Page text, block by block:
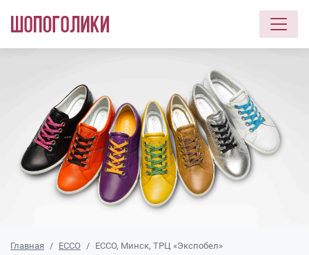
Главная ECCO ECCO, Минск, ТРЦ «Экспобел»